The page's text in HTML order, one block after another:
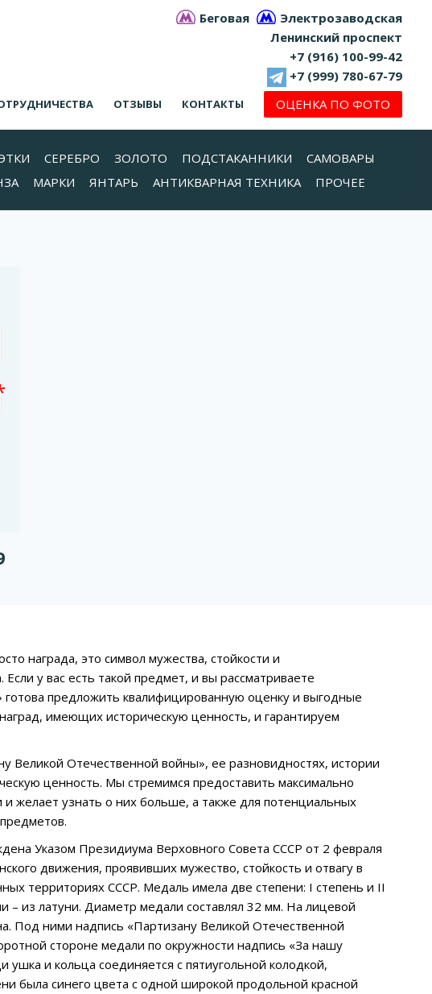
Беговая
Электрозаводская
Ленинский проспект
+7 (916) 100-99-42
+7 (999) 780-67-79
ОТЗЫВЫ КОНТАКТЫ ОЦЕНКА ПО ФОТО
СЕРЕБРО ЗОЛОТО ПОДСТАКАННИКИ
САМОВАРЫ
МАРКИ ЯНТАРЬ АНТИКВАРНАЯ ТЕХНИКА ПРОЧЕЕ
награда, это символ мужества, стойкости и
у вас есть такой предмет, и вы рассматриваете
предложить квалифицированную оценку и выгодные
имеющих историческую ценность, и гарантируем
Великой Отечественной войны», ее разновидностях, истории
ценность. Мы стремимся предоставить максимально
желает узнать о них больше, а также для потенциальных
Указом Президиума Верховного Совета СССР от 2 февраля
движения, проявивших мужество, стойкость и отвагу в
территориях СССР. Медаль имела две степени: I степень и II
– из латуни. Диаметр медали составлял 32 мм. На лицевой
Под ними надпись «Партизану Великой Отечественной
стороне медали по окружности надпись «За нашу
и кольца соединяется с пятиугольной колодкой,
была синего цвета с одной широкой продольной красной